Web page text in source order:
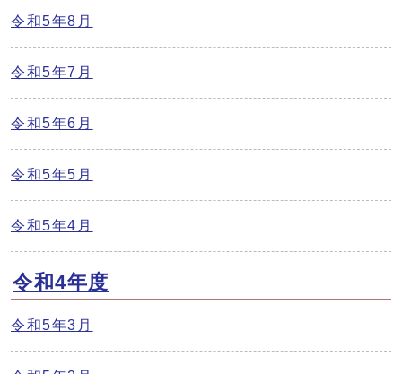
令和5年8月
令和5年7月
令和5年6月
令和5年5月
令和5年4月
令和4年度
令和5年3月